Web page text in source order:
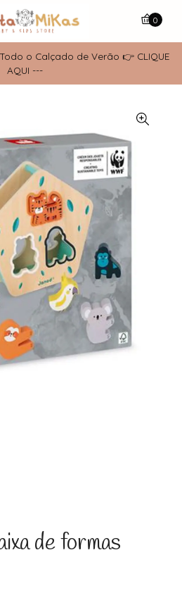
o Calçado de Verão 👉 CLIQUE
AQUI ---
0
de formas